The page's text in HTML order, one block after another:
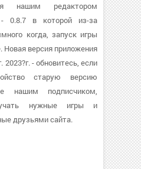
нашим редактором
- 0.8.7 в которой из-за
когда, запуск игры
Новая версия приложения
- обновитесь, если
старую версию
нашим подписчиком,
нужные игры и
друзьями сайта.